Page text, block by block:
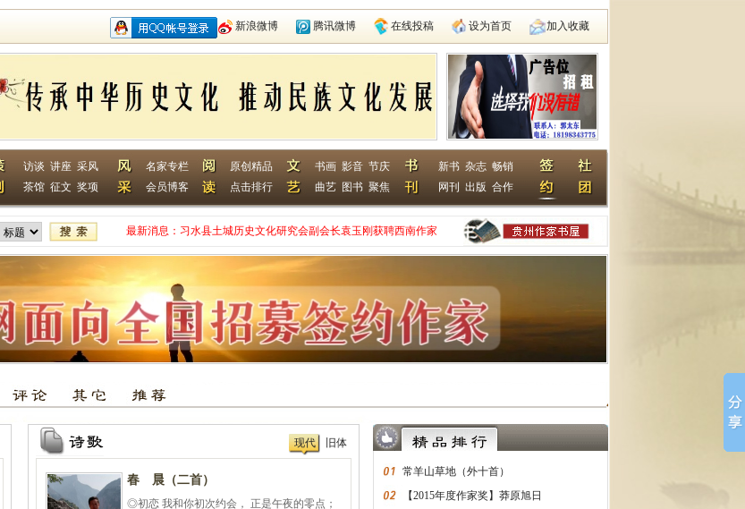
新浪微博 腾讯微博 在线投稿 设为首页 加入收藏
访谈 讲座 采风
茶馆 征文 奖项
名家专栏
会员博客
原创精品
点击排行
书画 影音 节庆
曲艺 图书 聚焦
新书 杂志 畅销
网刊
出版 合作
最新消息： 习水县土城历史文化研究会副会长袁玉刚获聘西南作家
贵州省毕节作家何翌勋签约西南作家网
“战友拉手·同创戎耀”首次沙龙活动在遵义启动
贵州省纪实文学学会作家走进湄潭县建国学校
江苏淮安作家张成签约西南作家网
抗日老兵银发闪亮 107岁壮心不已
贵州省纪实文学学会换届选举大会10日在贵阳成功举行
贵州作家陈军获聘香港文学艺术研究院研究员
中国作协会员、重庆作家高兴明签约西南作家网
现代 旧体
春 晨（二首）
◎初恋 我和你初次约会， 正是午夜的零点；
常羊山草地（外十首）
【2015年度作家奖】莽原旭日